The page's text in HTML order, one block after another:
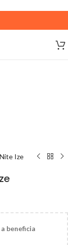
August - 18
Ize
beneficia